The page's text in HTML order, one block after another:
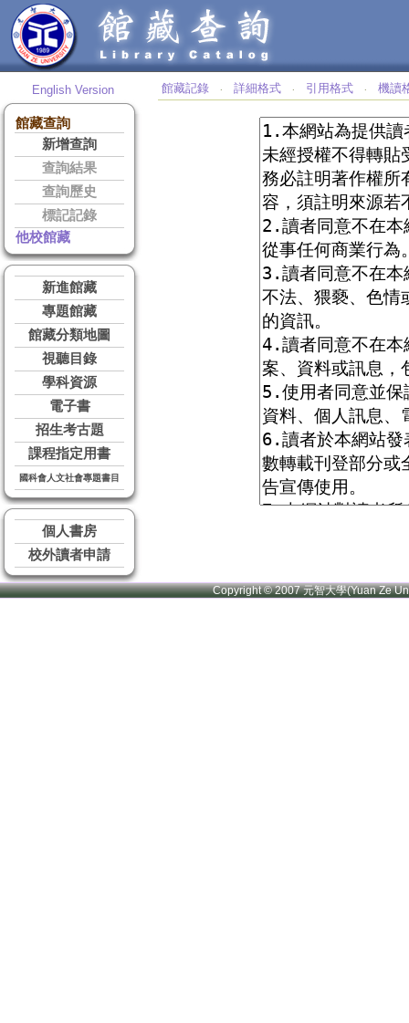
English Version
館藏查詢
新增查詢
查詢結果
查詢歷史
標記記錄
他校館藏
新進館藏
專題館藏
館藏分類地圖
視聽目錄
學科資源
電子書
招生考古題
課程指定用書
國科會人文社會專題書目
個人書房
校外讀者申請
館藏記錄 ‧ 詳細格式 ‧ 引用格式 ‧ 機讀
Copyright © 2007 元智大學(Yuan Ze